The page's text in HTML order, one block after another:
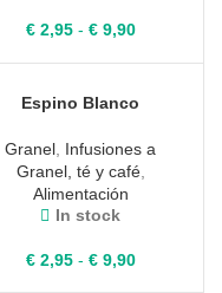
€2,95 - €9,90Rango
€ 9,90
Espino Blanco
Granel Infusiones a
Granel, té y café,
Alimentación
In stock
€2,95 - €9,90Rango